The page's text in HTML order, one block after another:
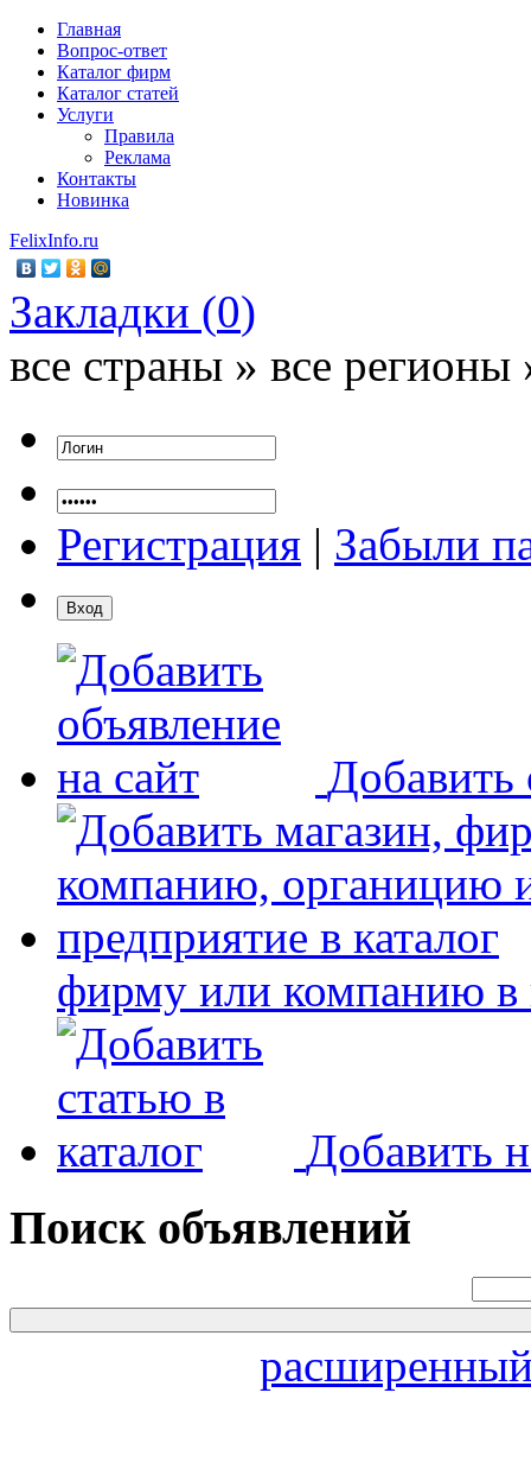
Главная
Вопрос-ответ
Каталог фирм
Каталог статей
Услуги
Правила
Реклама
Контакты
Новинка
FelixInfo.ru
Закладки (0)
все страны » все регионы
Регистрация | Забыли
Добавить
фирму или компанию в
Добавить
Поиск объявлений